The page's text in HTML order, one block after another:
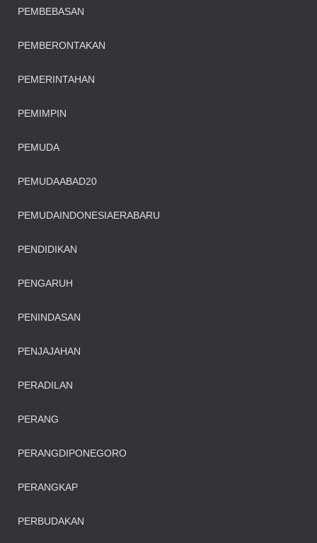
PEMBEBASAN
PEMBERONTAKAN
PEMERINTAHAN
PEMIMPIN
PEMUDA
PEMUDAABAD20
PEMUDAINDONESIAERABARU
PENDIDIKAN
PENGARUH
PENINDASAN
PENJAJAHAN
PERADILAN
PERANG
PERANGDIPONEGORO
PERANGKAP
PERBUDAKAN